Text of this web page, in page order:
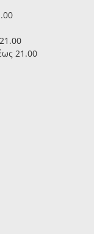
21.00